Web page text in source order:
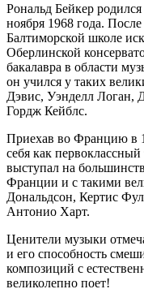
Рональд Бейкер
ноября 1968 года.
Балтиморской школе
Оберлинской
бакалавра в области
он учился у таких
Дэвис, Уэнделл
Гордж Кейблс.
Приехав во Францию в
себя как
выступал на
Франции и с такими
Дональдсон, Кертис
Антонио Харт.
Ценители музыки
и его способность
композиций с
великолепно поет!